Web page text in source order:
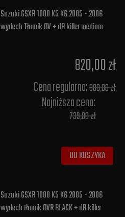
Suzuki GSXR 1000 K5 K6 2005 - 2006
wydech Tłumik OV + dB killer medium
820,00 zł
Cena regularna:880,00 zł
Najniższa cena:
739,00 zł
DO KOSZYKA
Suzuki GSXR 1000 K5 K6 2005 - 2006
wydech tłumik OVR BLACK + dB killer